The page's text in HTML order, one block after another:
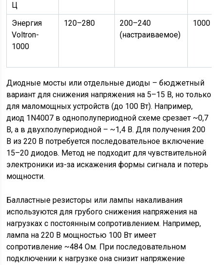
Ц
Энергия
Voltron-
1000
120–280
200–240
(настраиваемое)
1000
Диодные мосты или отдельные диоды – бюджетный
вариант для снижения напряжения на 5–15 В, но только
для маломощных устройств (до 100 Вт). Например,
диод 1N4007 в однополупериодной схеме срезает ~0,7
В, а в двухполупериодной – ~1,4 В. Для получения 200
В из 220 В потребуется последовательное включение
15–20 диодов. Метод не подходит для чувствительной
электроники из-за искажения формы сигнала и потерь
мощности.
Балластные резисторы или лампы накаливания
используются для грубого снижения напряжения на
нагрузках с постоянным сопротивлением. Например,
лампа на 220 В мощностью 100 Вт имеет
сопротивление ~484 Ом. При последовательном
подключении к нагрузке она снизит напряжение